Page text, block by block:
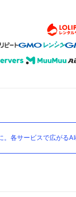
各サービスで広がる